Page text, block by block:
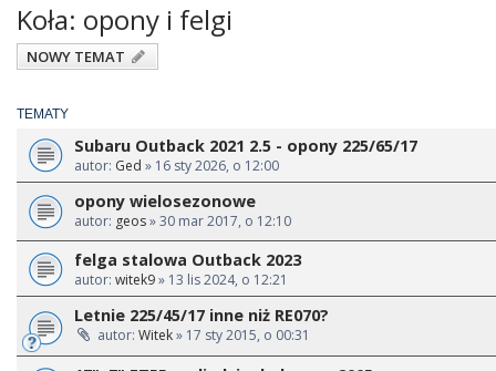
Koła: opony i felgi
NOWY TEMAT
TEMATY
Subaru Outback 2021 2.5 - opony 225/65/17
autor: Ged » 16 sty 2026, o 12:00
opony wielosezonowe
autor: geos» 30 mar 2017, o 12:10
felga stalowa Outback 2023
autor: witek9» 13 lis 2024, o 12:21
Letnie 225/45/17 inne niż RE070?
autor: Witek» 17 sty 2015, o 00:31